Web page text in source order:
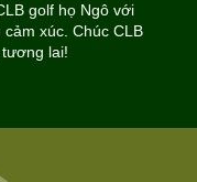
golf họ Ngô với
xúc. Chúc CLB
lai!